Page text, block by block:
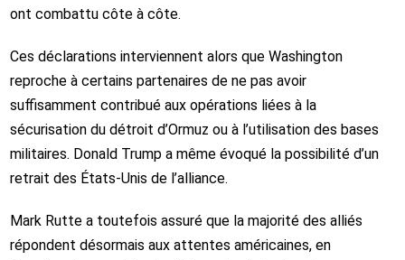
ont combattu côte à côte.
Ces déclarations interviennent alors que Washington
reproche à certains partenaires de ne pas avoir
suffisamment contribué aux opérations liées à la
sécurisation du détroit d’Ormuz ou à l’utilisation des bases
militaires. Donald Trump a même évoqué la possibilité d’un
retrait des États-Unis de l’alliance.
Mark Rutte a toutefois assuré que la majorité des alliés
répondent désormais aux attentes américaines, en